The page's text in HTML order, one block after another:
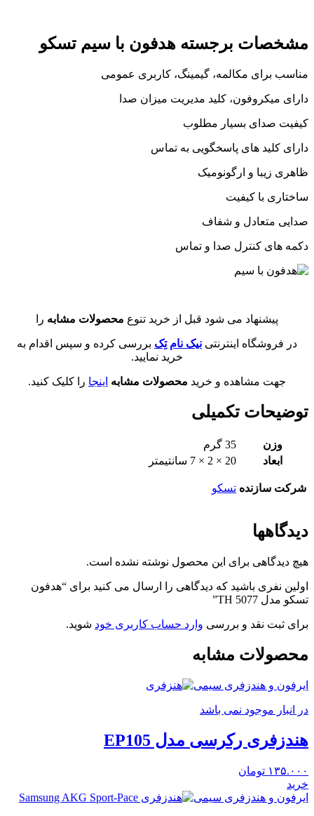
مشخصات برجسته هدفون با سیم تسکو
مناسب برای مکالمه، گیمینگ، کاربری عمومی
دارای میکروفون، کلید مدیریت میزان صدا
کیفیت صدای بسیار مطلوب
دارای کلید های پاسخگویی به تماس
ظاهری زیبا و ارگونومیک
ساختاری با کیفیت
صدایی متعادل و شفاف
دکمه های کنترل صدا و تماس
پیشنهاد می شود قبل از خرید تنوع محصولات مشابه را
در فروشگاه اینترنتی نیک نام تِک بررسی کرده و سپس اقدام به
خرید نمایید.
جهت مشاهده و خرید محصولات مشابه اینجا را کلیک کنید.
توضیحات تکمیلی
وزن
35 گرم
ابعاد
20 × 2 × 7 سانتیمتر
شرکت سازنده تسکو
دیدگاهها
هیچ دیدگاهی برای این محصول نوشته نشده است.
اولین نفری باشید که دیدگاهی را ارسال می کنید برای “هدفون
تسکو مدل TH 5077”
برای ثبت نقد و بررسی وارد حساب کاربری خود شوید.
محصولات مشابه
ایرفون و هندزفری سیمی
در انبار موجود نمی باشد
هندزفری رکرسی مدل EP105
۱۳۵.۰۰۰ تومان
خرید
ایرفون و هندزفری سیمی